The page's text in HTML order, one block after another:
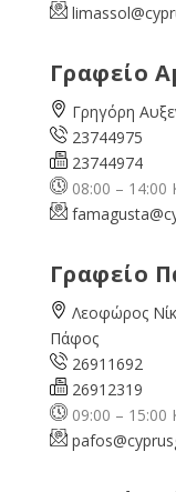
limassol@
Γραφείο
Γρηγόρη
23744975
23744974
08:00 – 14:00
famagusta@
Γραφείο
Λεοφώρος
Πάφος
26911692
26912319
09:00 – 15:00